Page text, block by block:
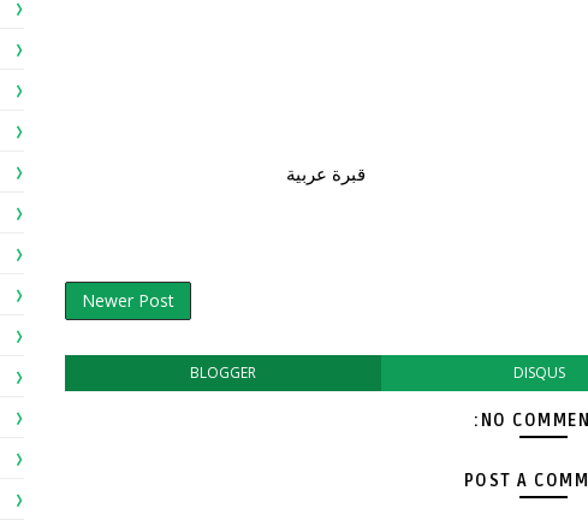
قبرة عربية
Newer Post
BLOGGER DISQUS
NO
POST A